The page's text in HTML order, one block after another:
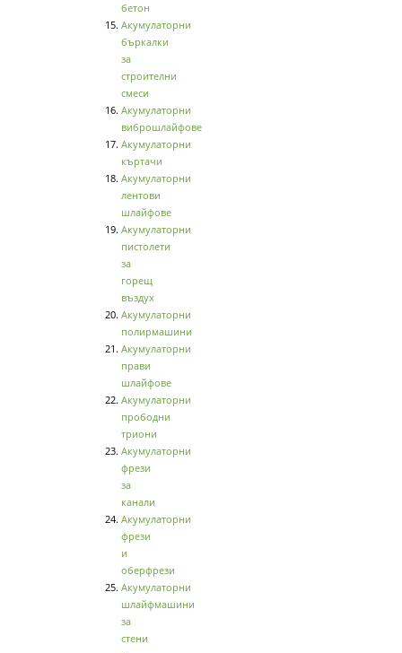
бетон
Акумулаторни
бъркалки
за
строителни
смеси
Акумулаторни
виброшлайфове
Акумулаторни
къртачи
Акумулаторни
лентови
шлайфове
Акумулаторни
пистолети
за
горещ
въздух
Акумулаторни
полирмашини
Акумулаторни
прави
шлайфове
Акумулаторни
прободни
триони
Акумулаторни
фрези
за
канали
Акумулаторни
фрези
и
оберфрези
Акумулаторни
шлайфмашини
за
стени